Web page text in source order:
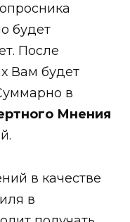
будет
После
Вам будет
в
Мнения
в качестве
в